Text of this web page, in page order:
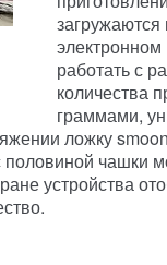
работать с
количества
граммами,
ложку
половиной чашки
устройства